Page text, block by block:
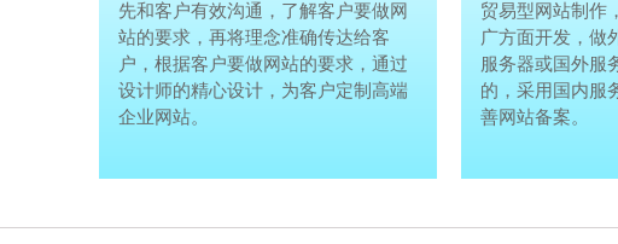
先和客户有效沟通，了解客户要做网
站的要求，再将理念准确传达给客
户，根据客户要做网站的要求，通过
设计师的精心设计，为客户定制高端
企业网站。
先和客户有效沟通，
站的要求，再将理念
户，根据客户要做网
设计师的精心设计，
企业网站。
贸易型网站制作
广方面开发，做
服务器或国外服
的，采用国内服
善网站备案。